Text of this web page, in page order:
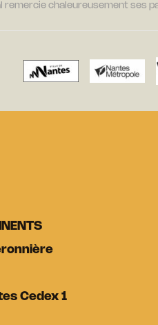
remercie chaleureusement ses
Cedex 1